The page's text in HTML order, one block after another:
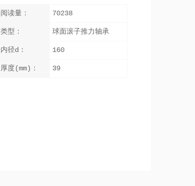
阅读量： 70238
类型： 球面滚子推力轴承
内径d： 160
厚度(mm)： 39